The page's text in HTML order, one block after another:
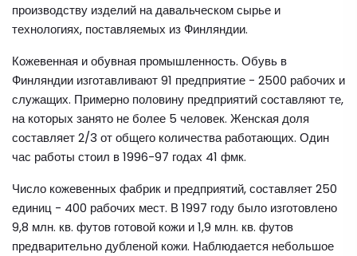
производству изделий на давальческом сырье и
технологиях, поставляемых из Финляндии.
Кожевенная и обувная промышленность. Обувь в
Финляндии изготавливают 91 предприятие - 2500 рабочих и
служащих. Примерно половину предприятий составляют те,
на которых занято не более 5 человек. Женская доля
составляет 2/3 от общего количества работающих. Один
час работы стоил в 1996-97 годах 41 фмк.
Число кожевенных фабрик и предприятий, составляет 250
единиц - 400 рабочих мест. В 1997 году было изготовлено
9,8 млн. кв. футов готовой кожи и 1,9 млн. кв. футов
предварительно дубленой кожи. Наблюдается небольшое